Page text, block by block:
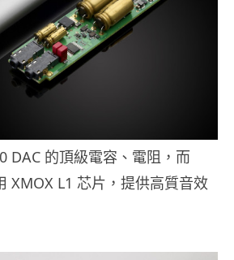
DAC 的頂級電容、電阻，而
XMOX L1 芯片，提供高質音效